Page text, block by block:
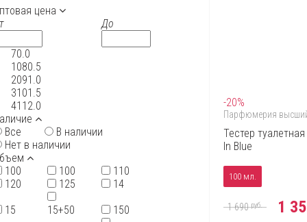
цена
До
70.0
1080.5
2091.0
3101.5
4112.0
Все
В наличии
Нет в наличии
100
100
110
120
125
14
15
15+50
150
-20%
Парфюмерия
Тестер
In Blue
100 мл.
1 690руб. 1